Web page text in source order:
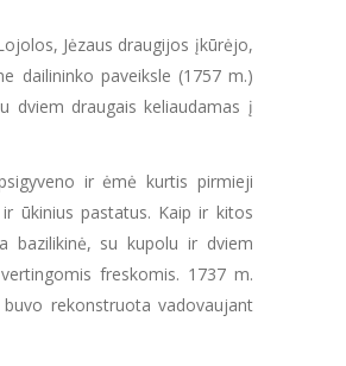
Jėzaus draugijos įkūrėjo,
dailininko paveiksle (1757 m.)
dviem draugais keliaudamas į
ir ėmė kurtis pirmieji
ūkinius pastatus. Kaip ir kitos
bazilikinė, su kupolu ir dviem
freskomis. 1737 m.
rekonstruota vadovaujant